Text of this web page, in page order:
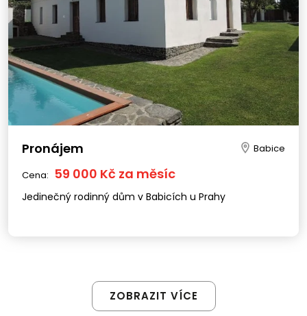
Pronájem Babice
Cena: 59 000 Kč za měsíc
Jedinečný rodinný dům v Babicích u Prahy
ZOBRAZIT VÍCE